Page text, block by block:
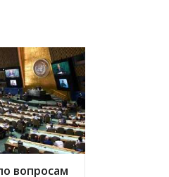
вопросам